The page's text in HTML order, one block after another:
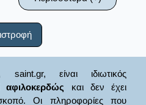
είναι ιδιωτικός
αφιλοκερδώς και δεν έχει
Οι πληροφορίες που